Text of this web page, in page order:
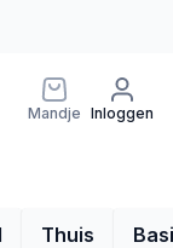
Mandje Inloggen
Thuis